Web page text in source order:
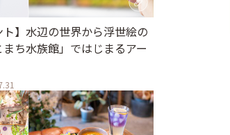
ト】水辺の世界から浮世絵の
ち水族館」ではじまるアー